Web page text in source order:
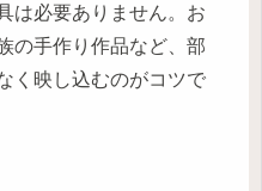
は必要ありません。お
の手作り作品など、部
く映し込むのがコツで